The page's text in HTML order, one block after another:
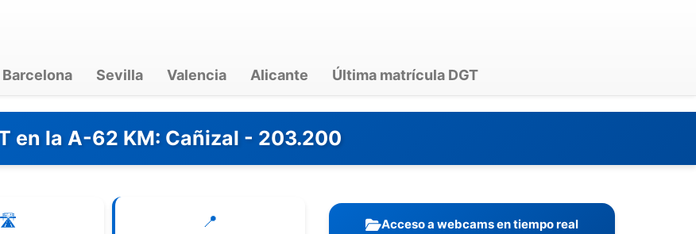
Barcelona Sevilla Valencia Alicante Última matrícula DGT
en la A-62 KM: Cañizal - 203.200
🛣️ 📍 Acceso a webcams en tiempo real